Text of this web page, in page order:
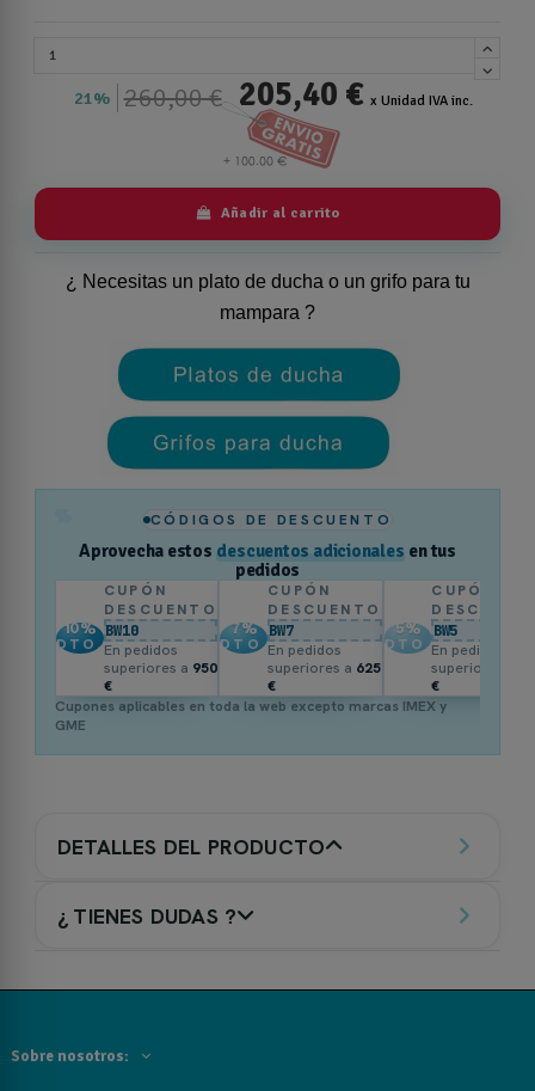
21% 260,00 € 205,40 € x Unidad IVA inc.
Añadir al carrito
¿ Necesitas un plato de ducha o un grifo para tu
mampara ?
CÓDIGOS DE DESCUENTO
Aprovecha estos descuentos adicionales en tus
pedidos
10%
DTO.
CUPÓN
DESCUENTO
BW10
En pedidos
superiores a 950
€
7%
DTO.
CUPÓN
DESCUENTO
BW7
En pedidos
superiores a 625
€
5%
DTO.
CUPÓN
BW5
En pedidos
superiores a
€
Cupones aplicables en toda la web excepto marcas IMEX y
GME
DETALLES DEL PRODUCTO
¿ TIENES DUDAS ?
Sobre nosotros: